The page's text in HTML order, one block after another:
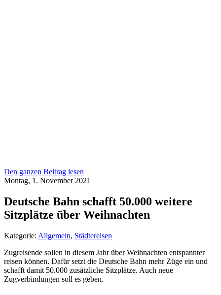
Den ganzen Beitrag lesen
Montag, 1. November 2021
Deutsche Bahn schafft 50.000 weitere
Sitzplätze über Weihnachten
Kategorie: Allgemein, Städtereisen
Zugreisende sollen in diesem Jahr über Weihnachten entspannter
reisen können. Dafür setzt die Deutsche Bahn mehr Züge ein und
schafft damit 50.000 zusätzliche Sitzplätze. Auch neue
Zugverbindungen soll es geben.